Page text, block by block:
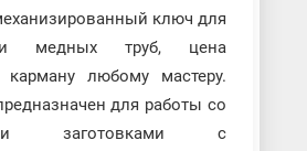
ключ для
медных труб, цена
карману любому мастеру.
для работы со
заготовками с